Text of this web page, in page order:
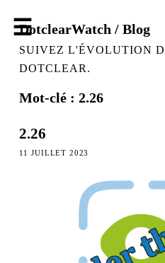
DotclearWatch / Blog
SUIVEZ L'ÉVOLUTION
DOTCLEAR.
Mot-clé : 2.26
2.26
11 JUILLET 2023